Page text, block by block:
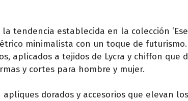
la tendencia establecida en la colección
minimalista con un toque de
aplicados a tejidos de Lycra y chiffon que
y cortes para hombre y mujer.
dorados y accesorios que elevan